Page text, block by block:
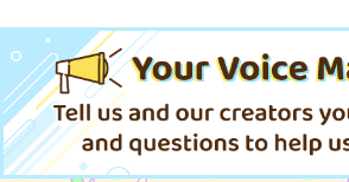
:) hahaha
専売 330 （税込）
ジョジョの奇妙な冒険
ジョルノ×フーゴ
サンプル
sixth
専売 787円（税込）
ジョルノ×フーゴ